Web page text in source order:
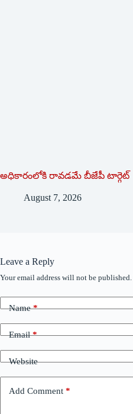
అధికారంలోకి రావడమే బీజేపీ టార్గెట్‌
August 7, 2026
Leave a Reply
Your email address will not be published.
Name*
Email*
Website
Add Comment *